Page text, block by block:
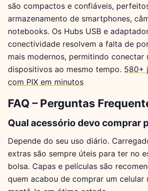
são compactos e confiáveis,
armazenamento de smartphones,
notebooks. Os Hubs USB e
conectividade resolvem a falta de
mais modernos, permitindo conectar
dispositivos ao mesmo tempo. 580+
com PIX em minutos
FAQ – Perguntas
Qual acessório devo comprar
Depende do seu uso diário.
extras são sempre úteis para ter no
bolsa. Capas e películas são
quem acabou de comprar um celular